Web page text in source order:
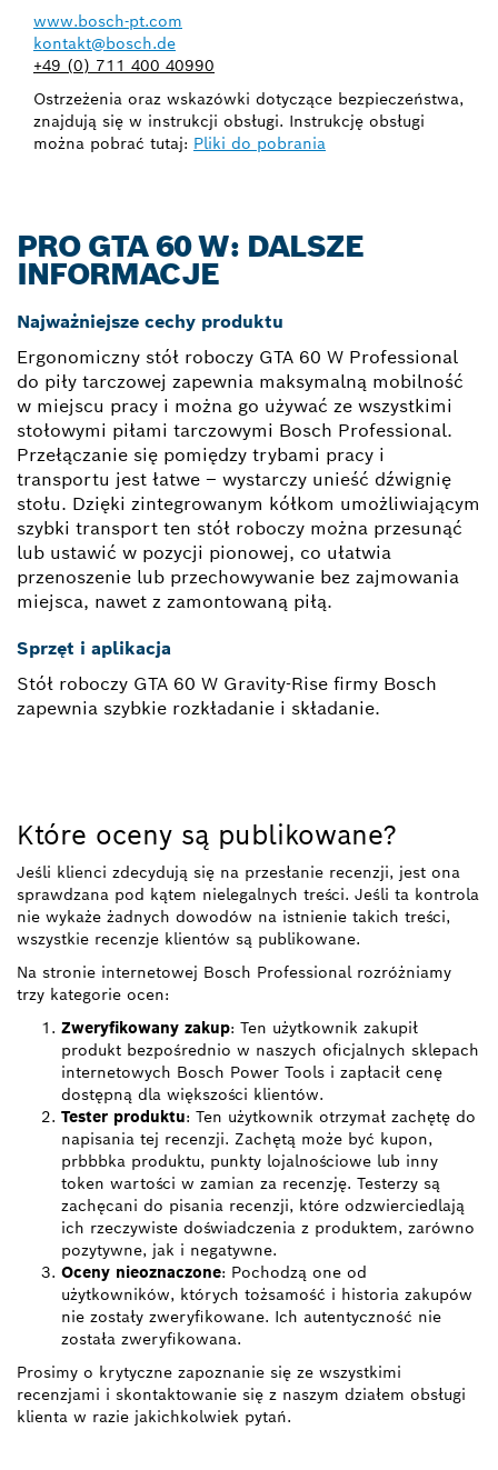
www.bosch-pt.com
kontakt@bosch.de
+49 (0) 711 400 40990
Ostrzeżenia oraz wskazówki dotyczące bezpieczeństwa,
znajdują się w instrukcji obsługi. Instrukcję obsługi
można pobrać tutaj: Pliki do pobrania
PRO GTA 60 W: DALSZE
INFORMACJE
Najważniejsze cechy produktu
Ergonomiczny stół roboczy GTA 60 W Professional
do piły tarczowej zapewnia maksymalną mobilność
w miejscu pracy i można go używać ze wszystkimi
stołowymi piłami tarczowymi Bosch Professional.
Przełączanie się pomiędzy trybami pracy i
transportu jest łatwe – wystarczy unieść dźwignię
stołu. Dzięki zintegrowanym kółkom umożliwiającym
szybki transport ten stół roboczy można przesunąć
lub ustawić w pozycji pionowej, co ułatwia
przenoszenie lub przechowywanie bez zajmowania
miejsca, nawet z zamontowaną piłą.
Sprzęt i aplikacja
Stół roboczy GTA 60 W Gravity-Rise firmy Bosch
zapewnia szybkie rozkładanie i składanie.
Które oceny są publikowane?
Jeśli klienci zdecydują się na przesłanie recenzji, jest ona
sprawdzana pod kątem nielegalnych treści. Jeśli ta kontrola
nie wykaże żadnych dowodów na istnienie takich treści,
wszystkie recenzje klientów są publikowane.
Na stronie internetowej Bosch Professional rozróżniamy
trzy kategorie ocen:
Zweryfikowany zakup: Ten użytkownik zakupił
produkt bezpośrednio w naszych oficjalnych sklepach
internetowych Bosch Power Tools i zapłacił cenę
dostępną dla większości klientów.
Tester produktu: Ten użytkownik otrzymał zachętę do
napisania tej recenzji. Zachętą może być kupon,
prbbbka produktu, punkty lojalnościowe lub inny
token wartości w zamian za recenzję. Testerzy są
zachęcani do pisania recenzji, które odzwierciedlają
ich rzeczywiste doświadczenia z produktem, zarówno
pozytywne, jak i negatywne.
Oceny nieoznaczone: Pochodzą one od
użytkowników, których tożsamość i historia zakupów
nie zostały zweryfikowane. Ich autentyczność nie
została zweryfikowana.
Prosimy o krytyczne zapoznanie się ze wszystkimi
recenzjami i skontaktowanie się z naszym działem obsługi
klienta w razie jakichkolwiek pytań.